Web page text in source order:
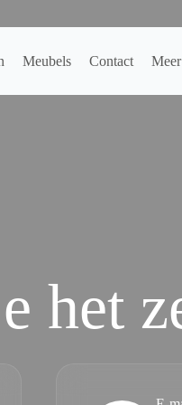
Meubels Contact Meer
het